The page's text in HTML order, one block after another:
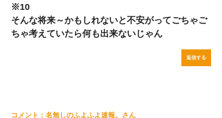
※10
そんな将来～かもしれないと不安がってごちゃご
ちゃ考えていたら何も出来ないじゃん
返信する
名無しのふよふよ速報。